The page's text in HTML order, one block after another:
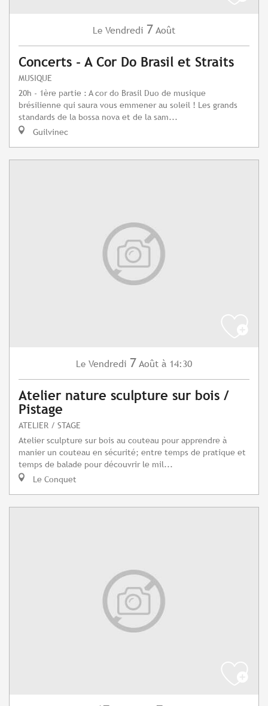
Le Vendredi 7 Août
Concerts - A Cor Do Brasil et Straits
MUSIQUE
20h - 1ère partie : A cor do Brasil Duo de musique
brésilienne qui saura vous emmener au soleil ! Les grands
standards de la bossa nova et de la sam...
Guilvinec
Le Vendredi 7 Août à 14:30
Atelier nature sculpture sur bois /
Pistage
ATELIER / STAGE
Atelier sculpture sur bois au couteau pour apprendre à
manier un couteau en sécurité; entre temps de pratique et
temps de balade pour découvrir le mil...
Le Conquet